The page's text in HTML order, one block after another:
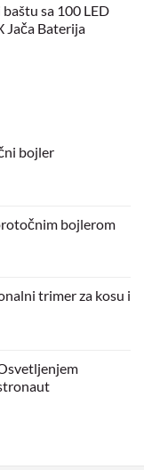
sa 100 LED
Jača Baterija
bojler
bojlerom
trimer za kosu i